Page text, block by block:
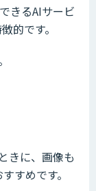
きるAIサービ
的です。
きに、画像も
すめです。